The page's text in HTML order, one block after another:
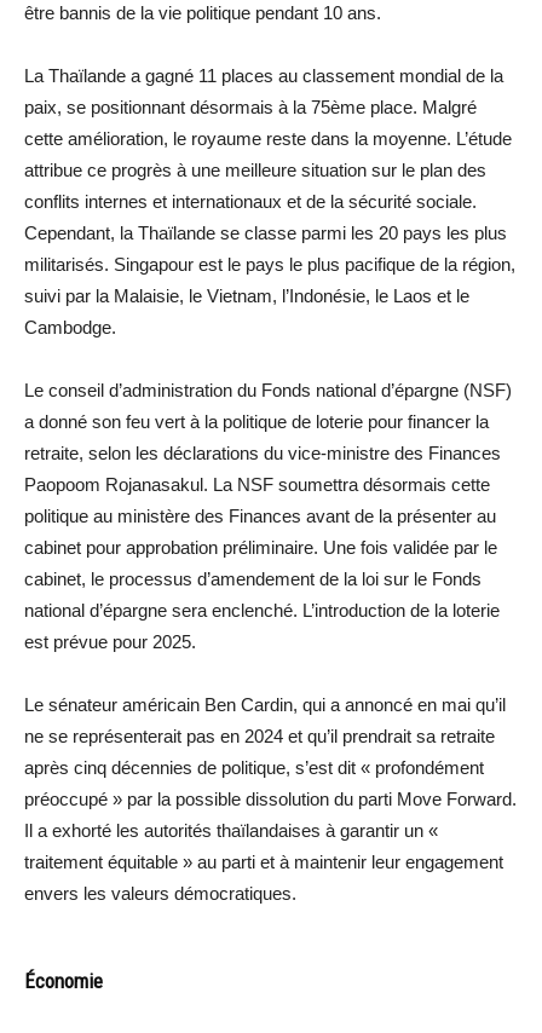
être bannis de la vie politique pendant 10 ans.
La Thaïlande a gagné 11 places au classement mondial de la
paix, se positionnant désormais à la 75ème place. Malgré
cette amélioration, le royaume reste dans la moyenne. L’étude
attribue ce progrès à une meilleure situation sur le plan des
conflits internes et internationaux et de la sécurité sociale.
Cependant, la Thaïlande se classe parmi les 20 pays les plus
militarisés. Singapour est le pays le plus pacifique de la région,
suivi par la Malaisie, le Vietnam, l’Indonésie, le Laos et le
Cambodge.
Le conseil d’administration du Fonds national d’épargne (NSF)
a donné son feu vert à la politique de loterie pour financer la
retraite, selon les déclarations du vice-ministre des Finances
Paopoom Rojanasakul. La NSF soumettra désormais cette
politique au ministère des Finances avant de la présenter au
cabinet pour approbation préliminaire. Une fois validée par le
cabinet, le processus d’amendement de la loi sur le Fonds
national d’épargne sera enclenché. L’introduction de la loterie
est prévue pour 2025.
Le sénateur américain Ben Cardin, qui a annoncé en mai qu’il
ne se représenterait pas en 2024 et qu’il prendrait sa retraite
après cinq décennies de politique, s’est dit « profondément
préoccupé » par la possible dissolution du parti Move Forward.
Il a exhorté les autorités thaïlandaises à garantir un «
traitement équitable » au parti et à maintenir leur engagement
envers les valeurs démocratiques.
Économie